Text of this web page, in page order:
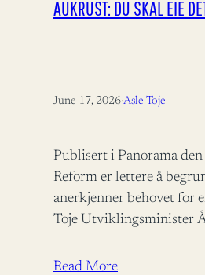
AUKRUST: DU SKAL EIE
June 17, 2026·Asle Toje
Publisert i Panorama
Reform er lettere å
anerkjenner behovet for
Toje Utviklingsminister
bistandsdebatten.…
Read More